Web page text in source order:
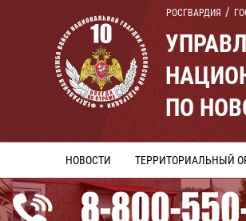
РОСГВАРДИЯ
ПО
НОВОСТИ ТЕРРИТОРИАЛЬНЫЙ